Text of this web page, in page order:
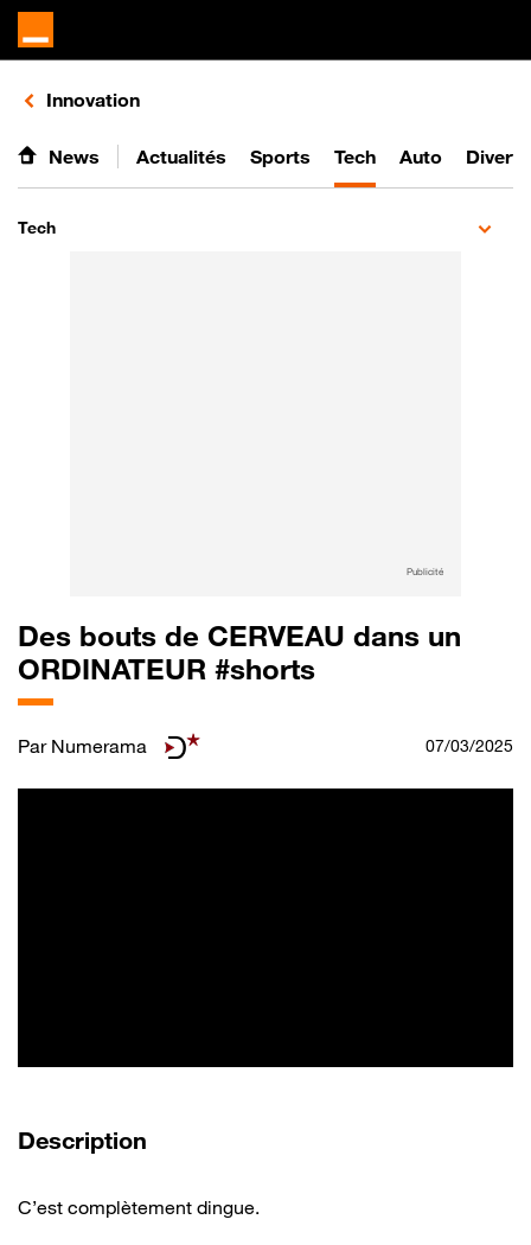
Retours vers le listing de vidéos de la catégorie
Innovation
News Actualités Sports Tech Auto
Tech
Publicité
Des bouts de CERVEAU dans un
ORDINATEUR #shorts
Par Numerama 07/03/2025
Description
C’est complètement dingue.